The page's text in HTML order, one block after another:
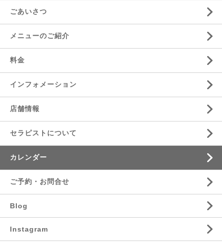
ごあいさつ
メニューのご紹介
料金
インフォメーション
店舗情報
セラピストについて
カレンダー
ご予約・お問合せ
Blog
Instagram